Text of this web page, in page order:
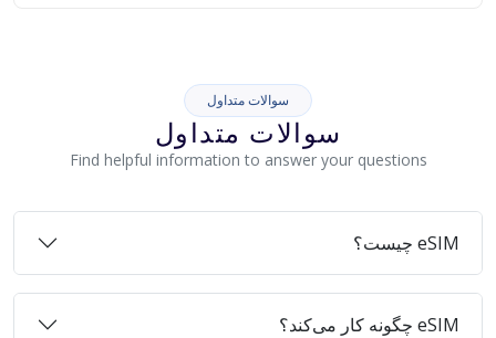
سوالات متداول
سوالات متداول
Find helpful information to answer your questions
eSIM چیست؟
eSIM چگونه کار می‌کند؟